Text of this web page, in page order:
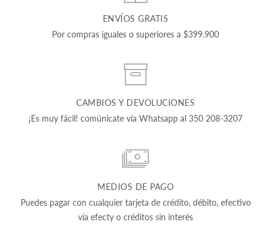
ENVÍOS GRATIS
Por compras iguales o superiores a $399.900
CAMBIOS Y DEVOLUCIONES
¡Es muy fácil! comúnicate vía Whatsapp al 350 208-3207
MEDIOS DE PAGO
Puedes pagar con cualquier tarjeta de crédito, débito, efectivo
vía efecty o créditos sin interés